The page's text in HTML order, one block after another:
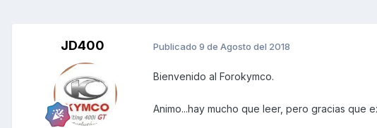
JD400 Publicado 9 de Agosto del 2018
Bienvenido al Forokymco.
Animo...hay mucho que leer, pero gracias que